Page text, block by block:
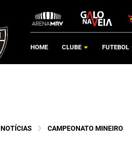
HOME CLUBE FUTEBOL
NOTÍCIAS CAMPEONATO MINEIRO